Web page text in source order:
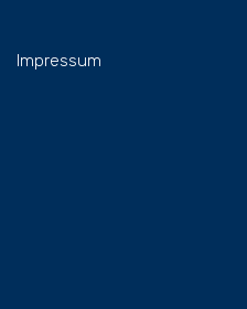
Impressum